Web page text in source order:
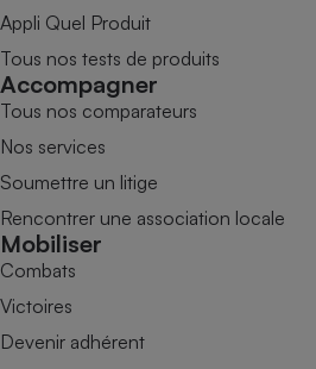
Appli Quel Produit
Tous nos tests de produits
Accompagner
Tous nos comparateurs
Nos services
Soumettre un litige
Rencontrer une association locale
Mobiliser
Combats
Victoires
Devenir adhérent